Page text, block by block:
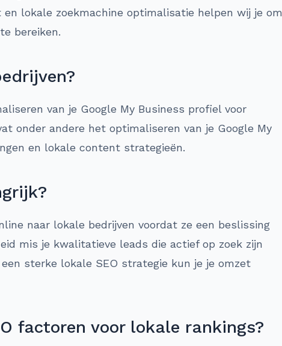
lokale zoekmachine optimalisatie helpen wij je om
bereiken.
van je Google My Business profiel voor
onder andere het optimaliseren van je Google My
en lokale content strategieën.
naar lokale bedrijven voordat ze een beslissing
mis je kwalitatieve leads die actief op zoek zijn
sterke lokale SEO strategie kun je je omzet
factoren voor lokale rankings?